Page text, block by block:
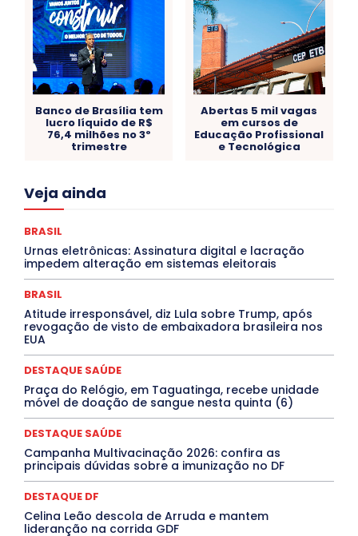
Banco de Brasília tem
lucro líquido de R$
76,4 milhões no 3º
trimestre
Abertas 5 mil vagas
em cursos de
Educação Profissional
e Tecnológica
Veja ainda
Acre
Congressuanas & Esplanadumas
Covid-19
Crônica Política Crônicas
CULTURA
Cultura e Tal
DANÇA Dengue
Denuncia
DESTAQUE BRASIL
DESTAQUE DF
DESTAQUE SAÚDE
DESTAQUES OUTROS
ELEIÇÕES
EMPREGO E OPORTUNIDADES
ENTORNO
Especial
Espírito Santo ESPORTE
ESTÁGIO
Febre Oropouche
FILMES
Goiás
INTELIGÊNCIA ARTIFICIAL
Jogos Online
JUDICIÁRIO LITERATURA
Maranhão
Marburg
Mato Grosso
Mato Grosso do Sul
MEIO AMBIENTE
Minas Gerais MOBILIDADE
MPOX
MÚSICA
O Plantonista
PROCESSO SELETIVO
PUBLIEDITORIAL
QUALIFICAÇÃO PROFISSIONAL
RESIDÊNCIA
Santa Catarina
Saúde Agora
SEGURANÇA
Soltando o Verbo
TÁ FROID?
TEATRO
BRASIL
Urnas eletrônicas: Assinatura digital e lacração
impedem alteração em sistemas eleitorais
BRASIL
Atitude irresponsável, diz Lula sobre Trump, após
revogação de visto de embaixadora brasileira nos
EUA
DESTAQUE SAÚDE
Praça do Relógio, em Taguatinga, recebe unidade
móvel de doação de sangue nesta quinta (6)
DESTAQUE SAÚDE
Campanha Multivacinação 2026: confira as
principais dúvidas sobre a imunização no DF
DESTAQUE DF
Celina Leão descola de Arruda e mantem
lideranção na corrida GDF